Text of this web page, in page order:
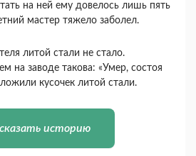
на ней ему довелось лишь пять
мастер тяжело заболел.
литой стали не стало.
на заводе такова: «Умер, состоя
кусочек литой стали.
историю